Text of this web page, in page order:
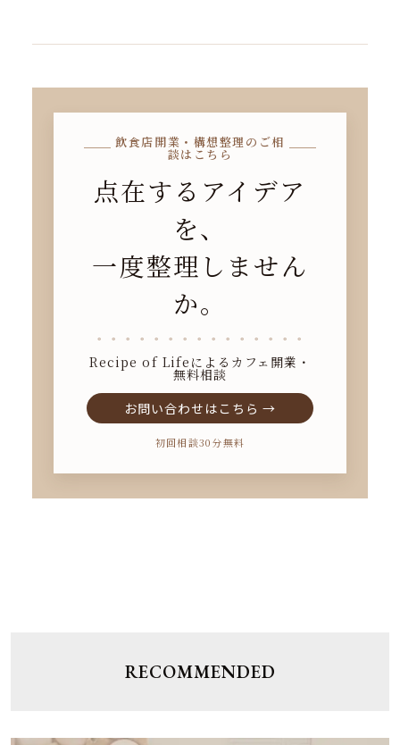
飲食店開業・構想整理のご相
談はこちら
点在するアイデア
を、
一度整理しません
か。
⚬ ⚬ ⚬ ⚬ ⚬ ⚬ ⚬ ⚬ ⚬ ⚬ ⚬ ⚬ ⚬ ⚬ ⚬
Recipe of Lifeによるカフェ開業・
無料相談
お問い合わせはこちら →
初回相談30分無料
RECOMMENDED